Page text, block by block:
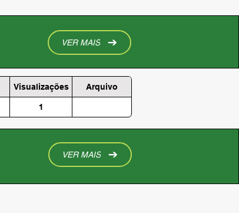
VER MAIS
Visualizações Arquivo
1
VER MAIS